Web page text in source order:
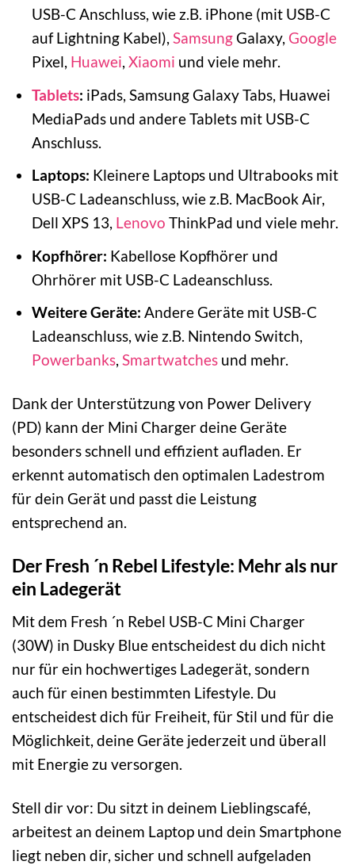
USB-C Anschluss, wie z.B. iPhone (mit USB-C
auf Lightning Kabel), SamsungGalaxy, Google
Pixel, Huawei, Xiaomi und viele mehr.
Tablets: iPads, Samsung Galaxy Tabs, Huawei
MediaPads und andere Tablets mit USB-C
Anschluss.
Laptops: Kleinere Laptops und Ultrabooks mit
USB-C Ladeanschluss, wie z.B. MacBook Air,
Dell XPS 13, Lenovo ThinkPad und viele mehr.
Kopfhörer: Kabellose Kopfhörer und
Ohrhörer mit USB-C Ladeanschluss.
Weitere Geräte: Andere Geräte mit USB-C
Ladeanschluss, wie z.B. Nintendo Switch,
Powerbanks, Smartwatchesund mehr.
Dank der Unterstützung von Power Delivery
(PD) kann der Mini Charger deine Geräte
besonders schnell und effizient aufladen. Er
erkennt automatisch den optimalen Ladestrom
für dein Gerät und passt die Leistung
entsprechend an.
Der Fresh ´n Rebel Lifestyle: Mehr als nur
ein Ladegerät
Mit dem Fresh ´n Rebel USB-C Mini Charger
(30W) in Dusky Blue entscheidest du dich nicht
nur für ein hochwertiges Ladegerät, sondern
auch für einen bestimmten Lifestyle. Du
entscheidest dich für Freiheit, für Stil und für die
Möglichkeit, deine Geräte jederzeit und überall
mit Energie zu versorgen.
Stell dir vor: Du sitzt in deinem Lieblingscafé,
arbeitest an deinem Laptop und dein Smartphone
liegt neben dir, sicher und schnell aufgeladen